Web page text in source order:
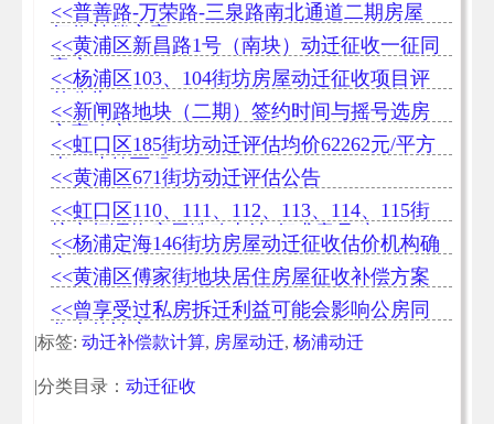
<<普善路-万荣路-三泉路南北通道二期房屋
征收补偿方案
<<黄浦区新昌路1号（南块）动迁征收一征同
意率99.89%
<<杨浦区103、104街坊房屋动迁征收项目评
估公告
<<新闸路地块（二期）签约时间与摇号选房
方案确定
<<虹口区185街坊动迁评估均价62262元/平方
米（建筑面积）
<<黄浦区671街坊动迁评估公告
<<虹口区110、111、112、113、114、115街
坊产权调换房屋选购办法(征求意见稿)
<<杨浦定海146街坊房屋动迁征收估价机构确
<<黄浦区傅家街地块居住房屋征收补偿方案
<<曾享受过私房拆迁利益可能会影响公房同
住人的认定
|标签: 动迁补偿款计算, 房屋动迁, 杨浦动迁
|分类目录： 动迁征收